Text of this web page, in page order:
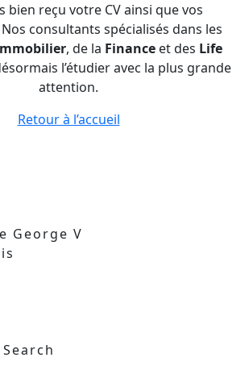
bien reçu votre CV ainsi que vos
consultants spécialisés dans les
, de la Finance et des Life
l’étudier avec la plus grande
attention.
Retour à l’accueil
George V